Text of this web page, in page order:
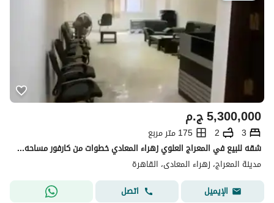
ج.م5,300,000
3
2
175 متر مربع
شقه للبيع في المعراج العلوي زهراء المعادي خطوات من كارفور مساحه 175م تتكون من 3غرف، ريسبشن، مطبخ ، 2 حمام الدور الاول يوجد أسانسير تشطيب ال
مدينة المعراج، زهراء المعادى، القاهرة
الإيميل
اتصل